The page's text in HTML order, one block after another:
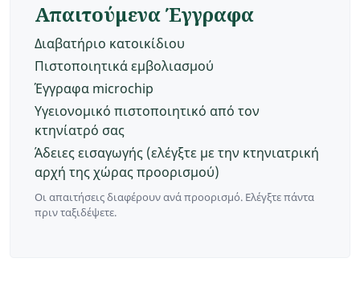
Απαιτούμενα Έγγραφα
Διαβατήριο κατοικίδιου
Πιστοποιητικά εμβολιασμού
Έγγραφα microchip
Υγειονομικό πιστοποιητικό από τον
κτηνίατρό σας
Άδειες εισαγωγής (ελέγξτε με την κτηνιατρική
αρχή της χώρας προορισμού)
Οι απαιτήσεις διαφέρουν ανά προορισμό. Ελέγξτε πάντα
πριν ταξιδέψετε.